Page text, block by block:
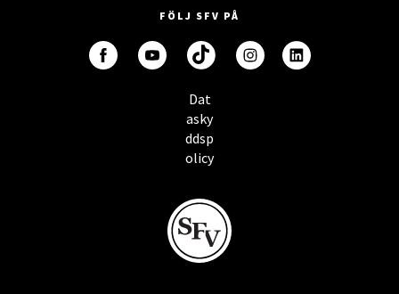
FÖLJ SFV PÅ
Dat
asky
ddsp
olicy